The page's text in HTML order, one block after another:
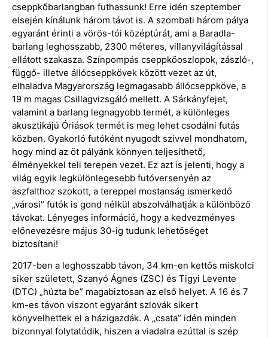
cseppkőbarlangban futhassunk! Erre idén szeptember
elsején kínálunk három távot is. A szombati három pálya
egyaránt érinti a vörös-tói középtúrát, ami a Baradla-
barlang leghosszabb, 2300 méteres, villanyvilágítással
ellátott szakasza. Színpompás cseppkőoszlopok, zászló-,
függő- illetve állócseppkövek között vezet az út,
elhaladva Magyarország legmagasabb állócseppköve, a
19 m magas Csillagvizsgáló mellett. A Sárkányfejet,
valamint a barlang legnagyobb termét, a különleges
akusztikájú Óriások termét is meg lehet csodálni futás
közben. Gyakorló futóként nyugodt szívvel mondhatom,
hogy mind az öt pályánk könnyen teljesíthető,
élményekkel teli terepen vezet. Ez azt is jelenti, hogy a
világ egyik legkülönlegesebb futóversenyén az
aszfalthoz szokott, a tereppel mostanság ismerkedő
„városi” futók is gond nélkül abszolválhatják a különböző
távokat. Lényeges információ, hogy a kedvezményes
előnevezésre május 30-ig tudunk lehetőséget
biztosítani!
2017-ben a leghosszabb távon, 34 km-en kettős miskolci
siker született, Szanyó Ágnes (ZSC) és Tigyi Levente
(DTC) „húzta be” magabiztosan az első helyet. A 16 és 7
km-es távon viszont egyaránt szlovák sikert
könyvelhettek el a házigazdák. A „csata” idén minden
bizonnyal folytatódik, hiszen a viadalra ezúttal is szép